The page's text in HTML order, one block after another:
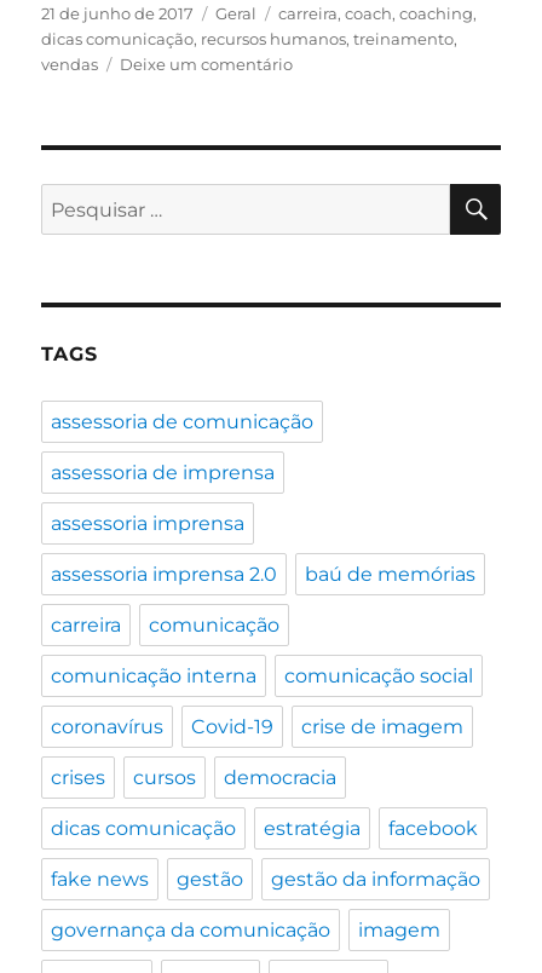
Publicado
em
21 de junho de 2017 Categorias
Geral Tags
carreira,coach,coaching,
dicas comunicação, recursos humanos,treinamento,
vendas
Deixe um comentárioem
se
Pesquisar
por:
TAGS
assessoria de comunicação
assessoria de imprensa
assessoria imprensa
assessoria imprensa 2.0 baú de memórias
carreira comunicação
comunicação interna comunicação social
coronavírus Covid-19 crise de imagem
crises cursos democracia
dicas comunicação estratégia facebook
fake news gestão gestão da informação
governança da comunicação imagem